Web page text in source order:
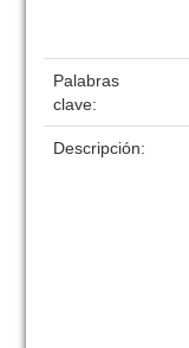
Palabras
clave:
Descripción: